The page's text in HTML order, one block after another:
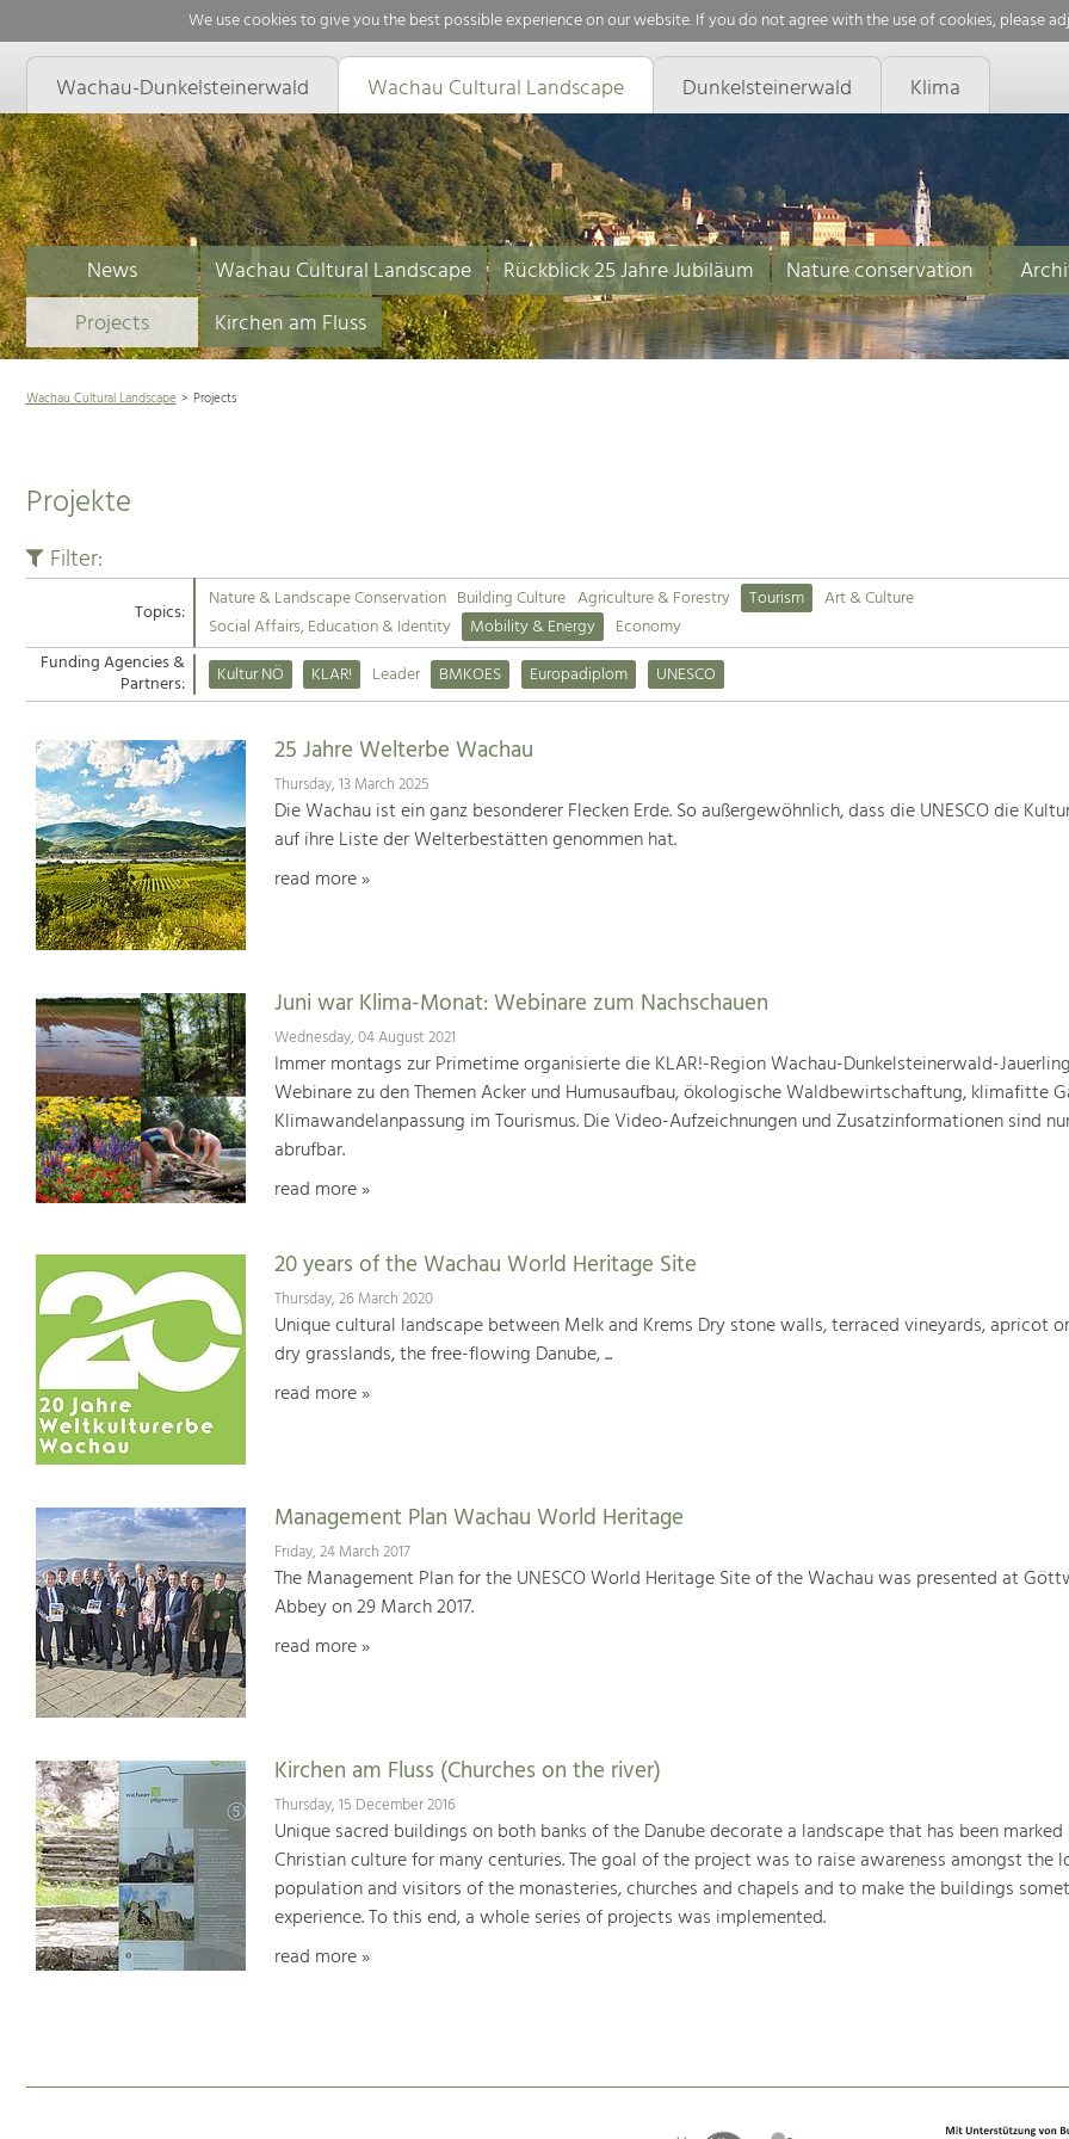
We use cookies to give you the best possible experience on our website. If you do not agree with the use of cookies, please
Wachau-Dunkelsteinerwald Wachau Cultural Landscape Dunkelsteinerwald Klima
News Wachau Cultural Landscape Rückblick 25 Jahre Jubiläum Nature conservation
Projects
Kirchen am Fluss
Wachau Cultural Landscape Projects
Projekte
Filter:
Topics: Nature & Landscape Conservation Building Culture Agriculture & Forestry Tourism
Art & Culture
Social Affairs, Education & Identity
Mobility & Energy
Economy
Funding Agencies &
Partners: Kultur NÖ KLAR! Leader BMKOES Europadiplom UNESCO
25 Jahre Welterbe Wachau
Thursday, 13 March 2025
Die Wachau ist ein ganz besonderer Flecken Erde. So außergewöhnlich, dass die UNESCO die
auf ihre Liste der Welterbestätten genommen hat.
read more »
Juni war Klima-Monat: Webinare zum Nachschauen
Wednesday, 04 August 2021
Immer montags zur Primetime organisierte die KLAR!-Region Wachau-Dunkelsteinerwald-
Webinare zu den Themen Acker und Humusaufbau, ökologische Waldbewirtschaftung, klimafitte
Klimawandelanpassung im Tourismus. Die Video-Aufzeichnungen und Zusatzinformationen sind
abrufbar.
read more »
20 years of the Wachau World Heritage Site
Thursday, 26 March 2020
Unique cultural landscape between Melk and Krems Dry stone walls, terraced vineyards, apricot
dry grasslands, the free-flowing Danube, ...
read more »
Management Plan Wachau World Heritage
Friday, 24 March 2017
The Management Plan for the UNESCO World Heritage Site of the Wachau was presented at
Abbey on 29 March 2017.
read more »
Kirchen am Fluss (Churches on the river)
Thursday, 15 December 2016
Unique sacred buildings on both banks of the Danube decorate a landscape that has been marked
Christian culture for many centuries. The goal of the project was to raise awareness amongst the
population and visitors of the monasteries, churches and chapels and to make the buildings
experience. To this end, a whole series of projects was implemented.
read more »